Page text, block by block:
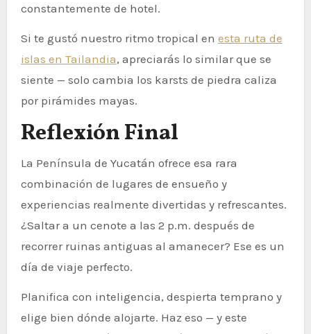
constantemente de hotel.
Si te gustó nuestro ritmo tropical en esta ruta de
islas en Tailandia, apreciarás lo similar que se
siente — solo cambia los karsts de piedra caliza
por pirámides mayas.
Reflexión Final
La Península de Yucatán ofrece esa rara
combinación de lugares de ensueño y
experiencias realmente divertidas y refrescantes.
¿Saltar a un cenote a las 2 p.m. después de
recorrer ruinas antiguas al amanecer? Ese es un
día de viaje perfecto.
Planifica con inteligencia, despierta temprano y
elige bien dónde alojarte. Haz eso — y este